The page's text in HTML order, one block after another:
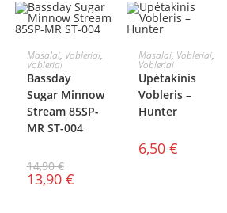
AKCIJA!
Į KREPŠELĮ
Masalai, Vobleriai,
Vobleriai
Bassday
Sugar Minnow
Stream 85SP-
MR ST-004
14,90€
13,90 €
Į KREPŠELĮ
Masalai, Vobleriai,
Vobleriai
Upėtakinis
Vobleris –
Hunter
6,50 €